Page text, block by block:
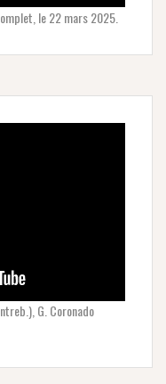
le 22 mars 2025.
G. Coronado